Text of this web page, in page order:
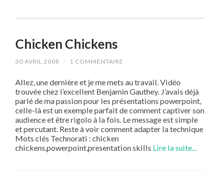
Chicken Chickens
30 AVRIL 2008 / 1 COMMENTAIRE
Allez, une dernière et je me mets au travail. Vidéo
trouvée chez l’excellent Benjamin Gauthey. J’avais déjà
parlé de ma passion pour les présentations powerpoint,
celle-là est un exemple parfait de comment captiver son
audience et être rigolo à la fois. Le message est simple
et percutant. Reste à voir comment adapter la technique
Mots clés Technorati : chicken
chickens,powerpoint,presentation skills Lire la suite...